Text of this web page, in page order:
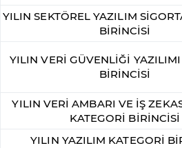
YILIN SEKTÖREL YAZILIM
BİRİNCİSİ
YILIN VERİ GÜVENLİĞİ
BİRİNCİSİ
YILIN VERİ AMBARI VE İŞ
KATEGORİ BİRİNCİSİ
YILIN YAZILIM KATEGORİ